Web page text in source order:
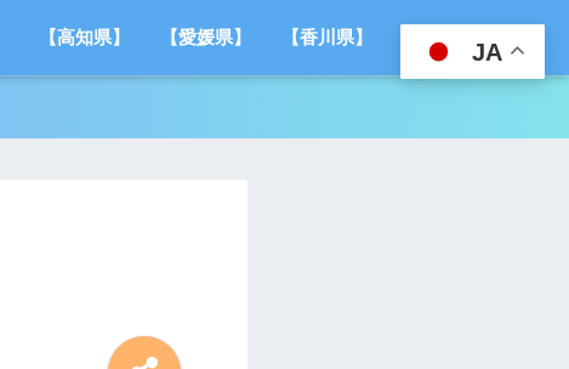
【高知県】 【愛媛県】 【香川県】 ご挨拶
JA